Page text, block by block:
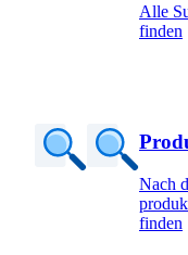
Alle
finden
Nach
finden